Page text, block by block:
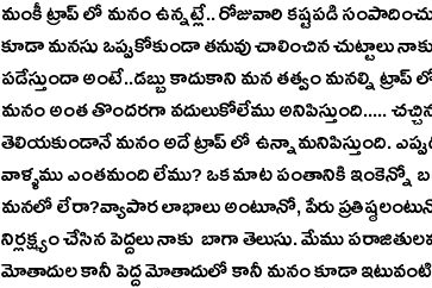
మంకీ ట్రాప్ లో మనం ఉన్నట్లే.. రోజువారి కష్టపడి
కూడా మనసు ఒప్పుకోకుండా తనువు చాలించిన చుట్టాలు
పడేస్తుందా అంటే..డబ్బు కాదుకాని మన తత్వం మనల్ని ట్రాప్
మనం అంత తొందరగా వదులుకోలేము అనిపిస్తుంది.....
తెలియకుండానే మనం అదే ట్రాప్ లో ఉన్నామనిపిస్తుంది.
వాళ్ళము ఎంతమంది లేము? ఒక మాట పంతానికి ఇంకెన్నో
మనలో లేరా?వ్యాపార లాభాలు అంటూనో, పేరు
నిర్లక్ష్యం చేసిన పెద్దలు నాకు  బాగా తెలుసు. మేము
మోతాదుల కానీ పెద్ద మోతాదులో కానీ మనం కూడా